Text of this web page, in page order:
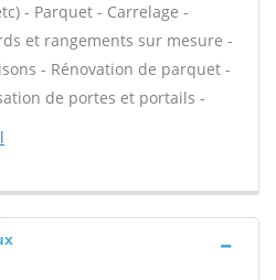
- Parquet - Carrelage -
et rangements sur mesure -
- Rénovation de parquet -
de portes et portails -